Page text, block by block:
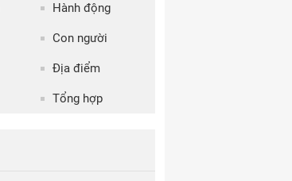
Hành động
Con người
Địa điểm
Tổng hợp